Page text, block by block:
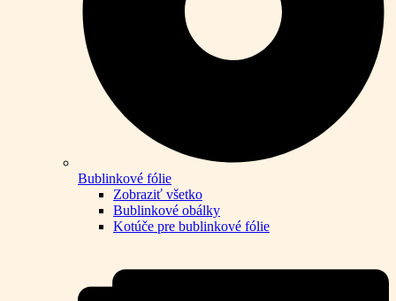
Bublinkové fólie
Zobraziť všetko
Bublinkové obálky
Kotúče pre bublinkové fólie